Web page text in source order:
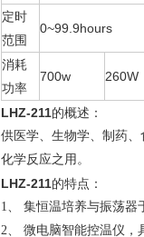
定时
范围
0~99.9hours
消耗
功率
700w 260W
LHZ-211的概述：
供医学、生物学、制药
化学反应之用。
LHZ-211的特点：
1、 集恒温培养与振荡器
2、 微电脑智能控温仪，